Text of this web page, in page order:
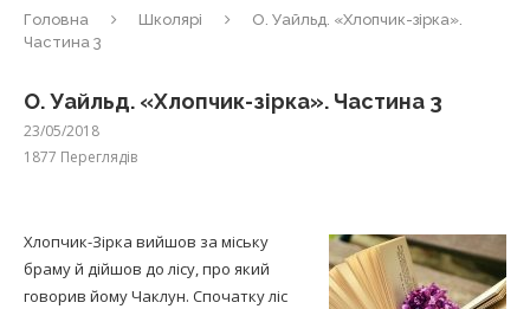
Головна Школярі
О. Уайльд. «Хлопчик-зірка».
Частина 3
О. Уайльд. «Хлопчик-зірка». Частина 3
23/05/2018
1877 Переглядів
Хлопчик-Зірка вийшов за міську
браму й дійшов до лісу, про який
говорив йому Чаклун. Спочатку ліс